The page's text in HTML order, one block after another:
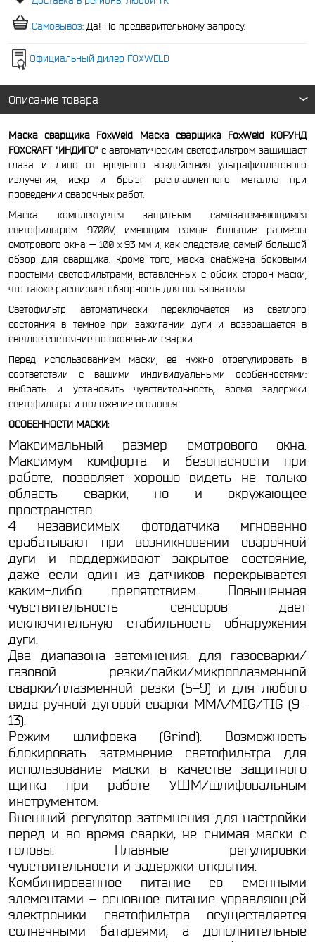
Самовывоз: Да! По предварительному запросу.
Официальный дилер FOXWELD
Описание товара
Маска сварщика FoxWeld Маска сварщика FoxWeld КОРУНД
FOXCRAFT "ИНДИГО"с автоматическим светофильтром защищает
глаза и лицо от вредного воздействия ультрафиолетового
излучения, искр и брызг расплавленного металла при
проведении сварочных работ.
Маска комплектуется защитным самозатемняющимся
светофильтром 9700V, имеющим самые большие размеры
смотрового окна — 100 х 93 мм и, как следствие, самый большой
обзор для сварщика. Кроме того, маска снабжена боковыми
простыми светофильтрами, вставленных с обоих сторон маски,
что также расширяет обзорность для пользователя.
Светофильтр автоматически переключается из светлого
состояния в темное при зажигании дуги и возвращается в
светлое состояние по окончании сварки.
Перед использованием маски, её нужно отрегулировать в
соответствии с вашими индивидуальными особенностями:
выбрать и установить чувствительность, время задержки
светофильтра и положение оголовья.
ОСОБЕННОСТИ МАСКИ:
Максимальный размер смотрового окна.
Максимум комфорта и безопасности при
работе, позволяет хорошо видеть не только
область сварки, но и окружающее
пространство.
4 независимых фотодатчика мгновенно
срабатывают при возникновении сварочной
дуги и поддерживают закрытое состояние,
даже если один из датчиков перекрывается
каким-либо препятствием. Повышенная
чувствительность сенсоров дает
исключительную стабильность обнаружения
дуги.
Два диапазона затемнения: для газосварки/
газовой резки/пайки/микроплазменной
сварки/плазменной резки (5–9) и для любого
вида ручной дуговой сварки ММА/MIG/TIG (9–
13).
Режим шлифовка (Grind): Возможность
блокировать затемнение светофильтра для
использование маски в качестве защитного
щитка при работе УШМ/шлифовальным
инструментом.
Внешний регулятор затемнения для настройки
перед и во время сварки, не снимая маски с
головы. Плавные регулировки
чувствительности и задержки открытия.
Комбинированное питание со сменными
элементами – основное питание управляющей
электроники светофильтра осуществляется
солнечными батареями, а дополнительные